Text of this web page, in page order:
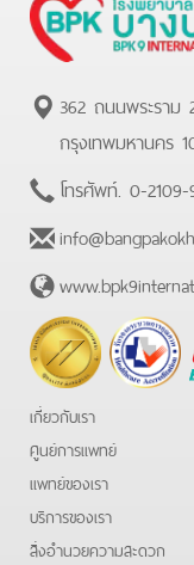
362 ถนนพระราม
กรุงเทพมหานคร
โทรศัพท์. 0-2109-
เกี่ยวกับเรา
ศูนย์การแพทย์
แพทย์ของเรา
บริการของเรา
สิ่งอำนวยความสะดวก